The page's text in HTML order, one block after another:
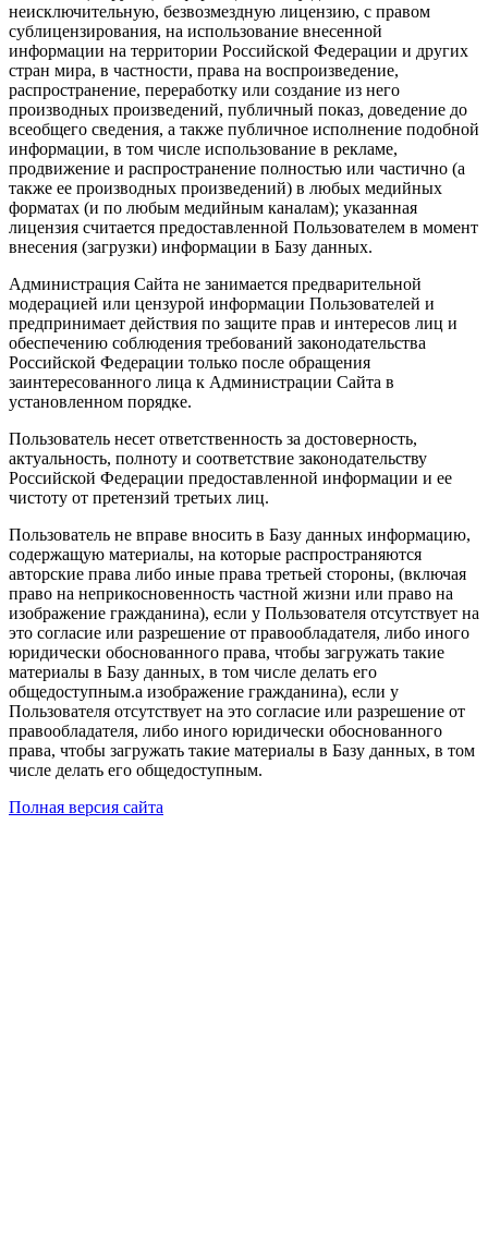
неисключительную, безвозмездную лицензию, с правом
сублицензирования, на использование внесенной
информации на территории Российской Федерации и других
стран мира, в частности, права на воспроизведение,
распространение, переработку или создание из него
производных произведений, публичный показ, доведение до
всеобщего сведения, а также публичное исполнение подобной
информации, в том числе использование в рекламе,
продвижение и распространение полностью или частично (а
также ее производных произведений) в любых медийных
форматах (и по любым медийным каналам); указанная
лицензия считается предоставленной Пользователем в момент
внесения (загрузки) информации в Базу данных.
Администрация Сайта не занимается предварительной
модерацией или цензурой информации Пользователей и
предпринимает действия по защите прав и интересов лиц и
обеспечению соблюдения требований законодательства
Российской Федерации только после обращения
заинтересованного лица к Администрации Сайта в
установленном порядке.
Пользователь несет ответственность за достоверность,
актуальность, полноту и соответствие законодательству
Российской Федерации предоставленной информации и ее
чистоту от претензий третьих лиц.
Пользователь не вправе вносить в Базу данных информацию,
содержащую материалы, на которые распространяются
авторские права либо иные права третьей стороны, (включая
право на неприкосновенность частной жизни или право на
изображение гражданина), если у Пользователя отсутствует на
это согласие или разрешение от правообладателя, либо иного
юридически обоснованного права, чтобы загружать такие
материалы в Базу данных, в том числе делать его
общедоступным.а изображение гражданина), если у
Пользователя отсутствует на это согласие или разрешение от
правообладателя, либо иного юридически обоснованного
права, чтобы загружать такие материалы в Базу данных, в том
числе делать его общедоступным.
Полная версия сайта